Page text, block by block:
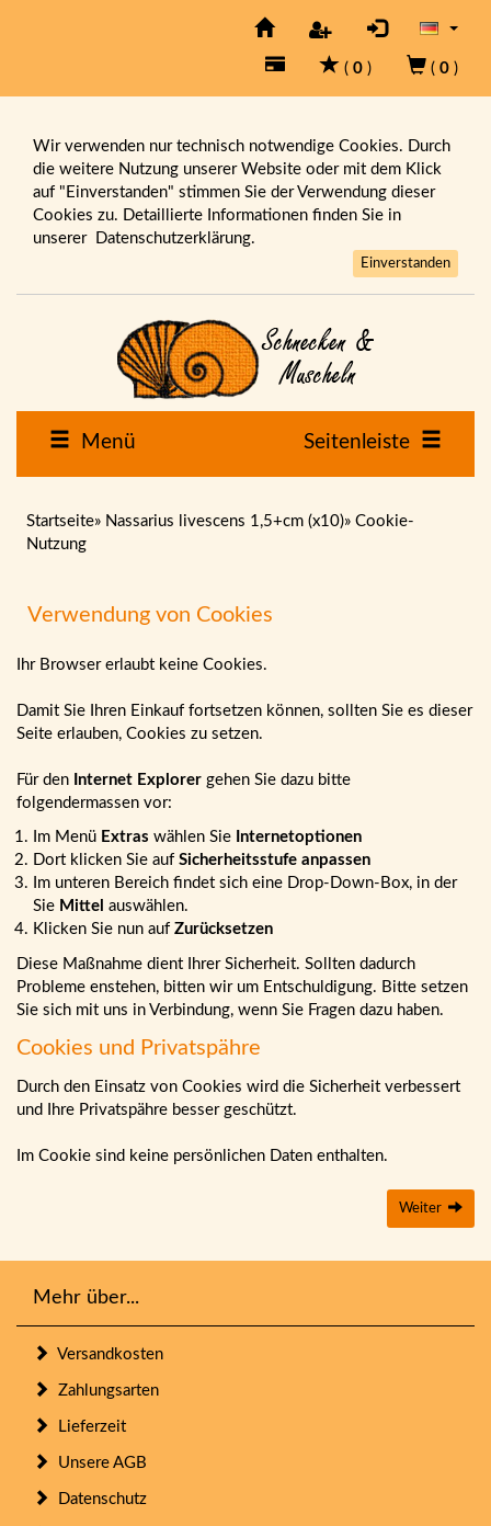
( 0 ) ( 0 )
Wir verwenden nur technisch notwendige Cookies. Durch
die weitere Nutzung unserer Website oder mit dem Klick
auf "Einverstanden" stimmen Sie der Verwendung dieser
Cookies zu. Detaillierte Informationen finden Sie in
unserer Datenschutzerklärung.
Einverstanden
Menü Seitenleiste
Startseite» Nassarius livescens 1,5+cm (x10)» Cookie-
Nutzung
Verwendung von Cookies
Ihr Browser erlaubt keine Cookies.
Damit Sie Ihren Einkauf fortsetzen können, sollten Sie es dieser
Seite erlauben, Cookies zu setzen.
Für den Internet Explorer gehen Sie dazu bitte
folgendermassen vor:
Im Menü Extras wählen Sie Internetoptionen
Dort klicken Sie auf Sicherheitsstufe anpassen
Im unteren Bereich findet sich eine Drop-Down-Box, in der
Sie Mittel auswählen.
Klicken Sie nun auf Zurücksetzen
Diese Maßnahme dient Ihrer Sicherheit. Sollten dadurch
Probleme enstehen, bitten wir um Entschuldigung. Bitte setzen
Sie sich mit uns in Verbindung, wenn Sie Fragen dazu haben.
Cookies und Privatspähre
Durch den Einsatz von Cookies wird die Sicherheit verbessert
und Ihre Privatspähre besser geschützt.
Im Cookie sind keine persönlichen Daten enthalten.
Weiter
Mehr über...
Versandkosten
Zahlungsarten
Lieferzeit
Unsere AGB
Datenschutz